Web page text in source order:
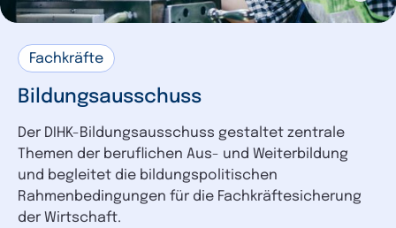
Fachkräfte
Bildungsausschuss
Der DIHK-Bildungsausschuss gestaltet zentrale
Themen der beruflichen Aus- und Weiterbildung
und begleitet die bildungspolitischen
Rahmenbedingungen für die Fachkräftesicherung
der Wirtschaft.